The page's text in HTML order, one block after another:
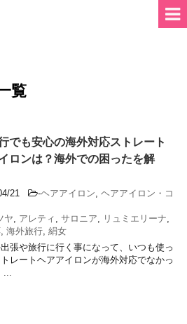
覧
でも安心の海外対応ストレート
ロンは？海外での困ったを解
21 -ヘアアイロン ヘアアイロン・コ
ヤ
アレティ サロニア リュミエリーナ
海外旅行 絹女
張や旅行に行く事になって、いつも使っ
レートヘアアイロンが海外対応でなかっ